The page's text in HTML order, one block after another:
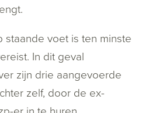
staande voet is ten minste
In dit geval
zijn drie aangevoerde
zelf, door de ex-